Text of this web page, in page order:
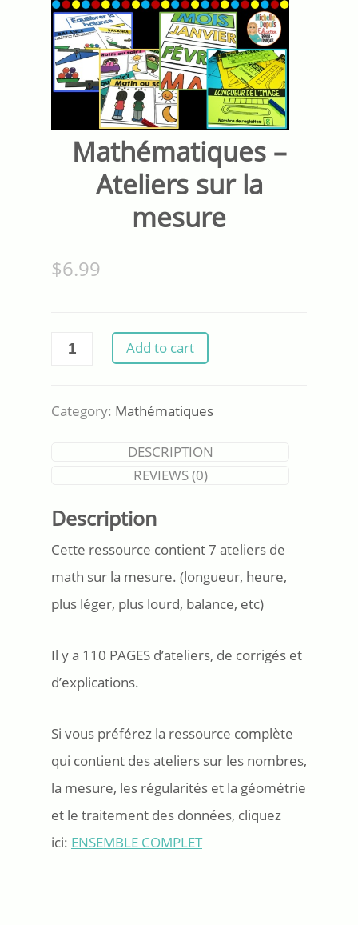
Mathématiques –
Ateliers sur la
mesure
$6.99
Mathématiques
sur
Add to cart
Category: Mathématiques
DESCRIPTION
REVIEWS (0)
Description
Cette ressource contient 7 ateliers de
math sur la mesure. (longueur, heure,
plus léger, plus lourd, balance, etc)
Il y a 110 PAGES d’ateliers, de corrigés et
d’explications.
Si vous préférez la ressource complète
qui contient des ateliers sur les nombres,
la mesure, les régularités et la géométrie
et le traitement des données, cliquez
ici: ENSEMBLE COMPLET